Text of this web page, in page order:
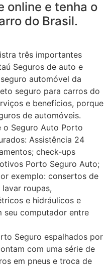
online e tenha o
do Brasil.
três importantes
Seguros de auto e
automóvel da
seguro para carros do
e benefícios, porque
de automóveis.
o Seguro Auto Porto
Assistência 24
check-ups
Porto Seguro Auto;
exemplo: consertos de
roupas,
e hidráulicos e
seu computador entre
Seguro espalhados por
com uma série de
em pneus e troca de